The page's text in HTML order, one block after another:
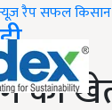
रैपसफल किसान
की